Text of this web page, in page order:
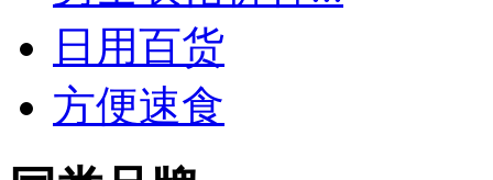
日用百货
方便速食